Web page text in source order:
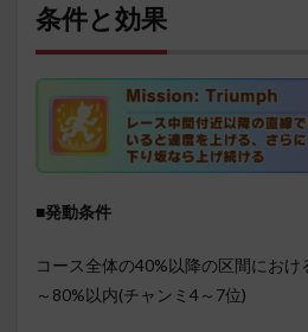
条件と効果
■発動条件
コース全体の40%以降の区間にお
～80%以内(チャンミ4～7位)